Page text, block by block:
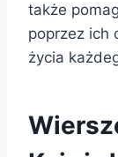
także
poprzez ich
życia